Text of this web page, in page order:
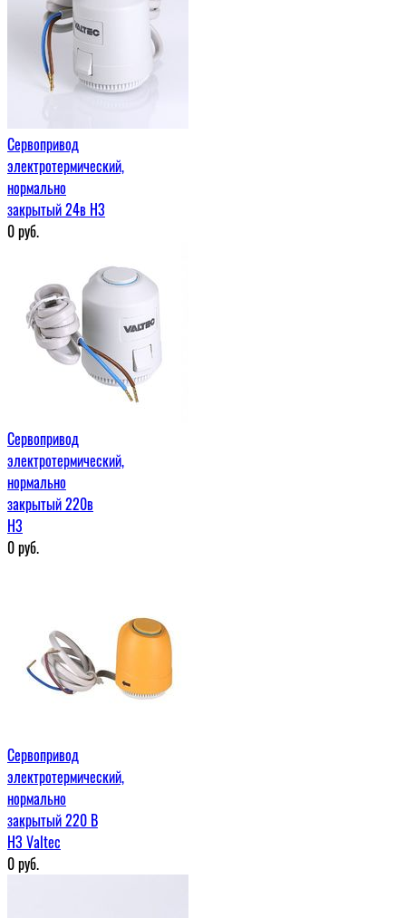
Сервопривод
электротермический,
нормально
закрытый 24в H3
0руб.
Сервопривод
электротермический,
нормально
закрытый 220в
H3
0руб.
Сервопривод
электротермический,
нормально
закрытый 220 В
НЗ Valtec
0руб.